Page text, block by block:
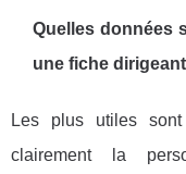
Quelles données
une fiche
Les plus utiles
clairement la